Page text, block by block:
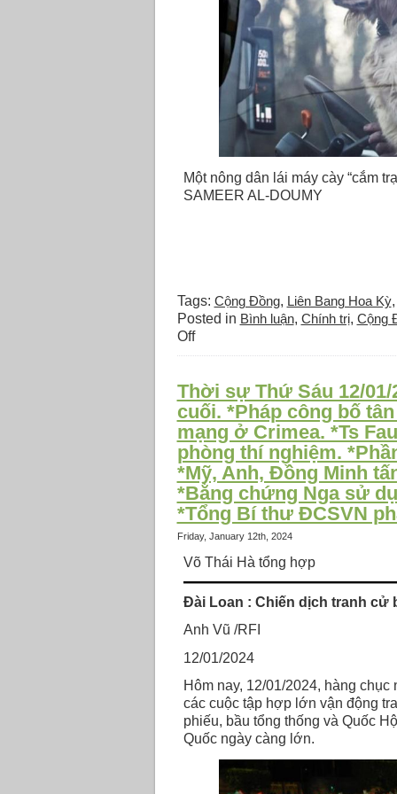
Một nông dân lái máy cày “cắm
SAMEER AL-DOUMY
Tags: Cộng Đồng, Liên Bang Hoa Kỳ,
Posted in Bình luận, Chính trị, Cộng
Offon
Thời
Thứ
Ba
30/01/2024:
*Nông
dân
Pháp
chặn
đường
vào
*Đài
Loan củng
cố
tàu
trên
Ba
Bình.
*Xuất
khẩu
Thời sự Thứ Sáu 12/
cuối. *Pháp công bố
mạng ở Crimea. *Ts
phòng thí nghiệm.
*Mỹ, Anh, Đồng Minh
*Bằng chứng Nga sử
*Tổng Bí thư ĐCSVN
Friday, January 12th, 2024
Võ Thái Hà tổng hợp
Đài Loan : Chiến dịch tranh cử
Anh Vũ /RFI
12/01/2024
Hôm nay, 12/01/2024, hàng
các cuộc tập hợp lớn vận động
phiếu, bầu tổng thống và Quốc
Quốc ngày càng lớn.